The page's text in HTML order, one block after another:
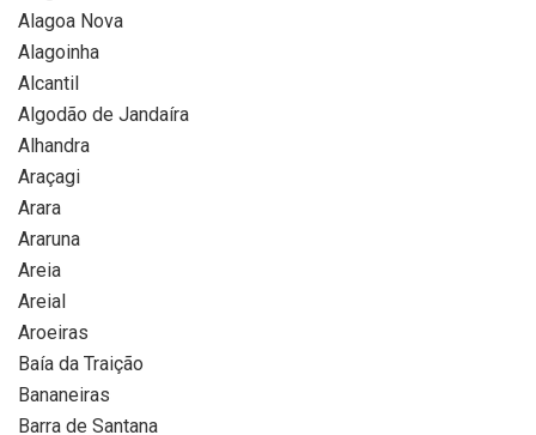
Alagoa Nova
Alagoinha
Alcantil
Algodão de Jandaíra
Alhandra
Araçagi
Arara
Araruna
Areia
Areial
Aroeiras
Baía da Traição
Bananeiras
Barra de Santana